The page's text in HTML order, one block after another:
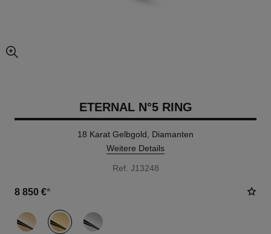
vergrößerter teil des bildes
ETERNAL N°5 RING
18 Karat Gelbgold, Diamanten
Weitere Details
Ref. J13248
8 850 €*
variante (3)